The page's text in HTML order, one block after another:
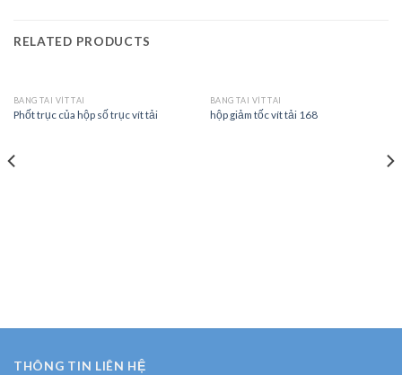
RELATED PRODUCTS
BĂNG TẢI VÍT TẢI
Phốt trục của hộp số trục vít tải
BĂNG TẢI VÍT TẢI
hộp giảm tốc vít tải 168
THÔNG TIN LIÊN HỆ